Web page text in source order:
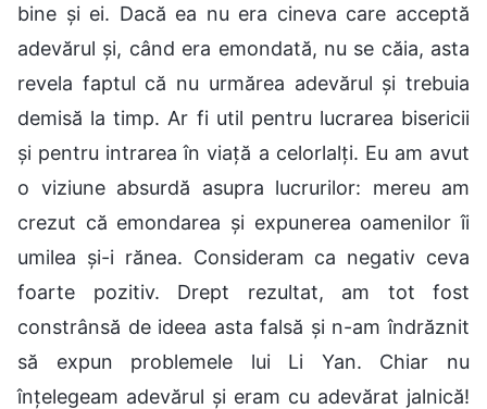
bine și ei. Dacă ea nu era cineva care acceptă
adevărul și, când era emondată, nu se căia, asta
revela faptul că nu urmărea adevărul și trebuia
demisă la timp. Ar fi util pentru lucrarea bisericii
și pentru intrarea în viață a celorlalți. Eu am avut
o viziune absurdă asupra lucrurilor: mereu am
crezut că emondarea și expunerea oamenilor îi
umilea și-i rănea. Consideram ca negativ ceva
foarte pozitiv. Drept rezultat, am tot fost
constrânsă de ideea asta falsă și n-am îndrăznit
să expun problemele lui Li Yan. Chiar nu
înțelegeam adevărul și eram cu adevărat jalnică!